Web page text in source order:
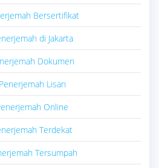
Bersertifikat
di Jakarta
Dokumen
Lisan
Online
Terdekat
Tersumpah